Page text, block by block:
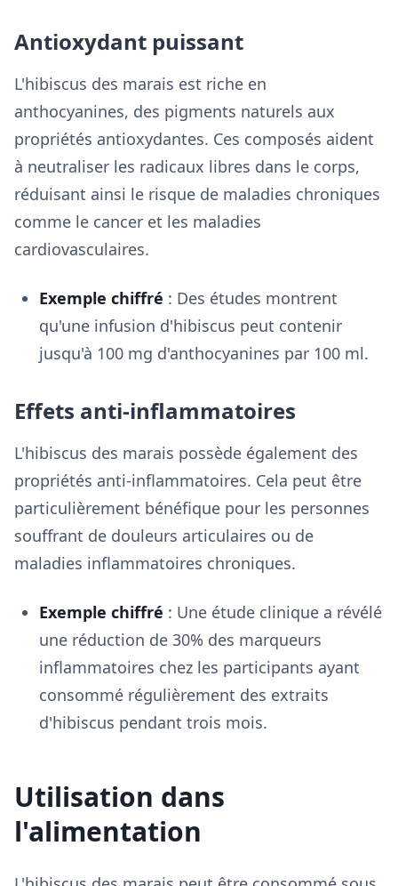
Antioxydant puissant
L'hibiscus des marais est riche en
anthocyanines, des pigments naturels aux
propriétés antioxydantes. Ces composés aident
à neutraliser les radicaux libres dans le corps,
réduisant ainsi le risque de maladies chroniques
comme le cancer et les maladies
cardiovasculaires.
Exemple chiffré : Des études montrent
qu'une infusion d'hibiscus peut contenir
jusqu'à 100 mg d'anthocyanines par 100 ml.
Effets anti-inflammatoires
L'hibiscus des marais possède également des
propriétés anti-inflammatoires. Cela peut être
particulièrement bénéfique pour les personnes
souffrant de douleurs articulaires ou de
maladies inflammatoires chroniques.
Exemple chiffré : Une étude clinique a révélé
une réduction de 30% des marqueurs
inflammatoires chez les participants ayant
consommé régulièrement des extraits
d'hibiscus pendant trois mois.
Utilisation dans
l'alimentation